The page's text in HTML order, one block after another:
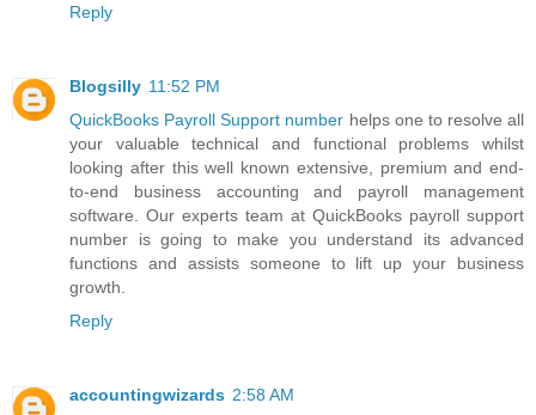
Reply
Blogsilly 11:52 PM
QuickBooks Payroll Support number helps one to resolve all
your valuable technical and functional problems whilst
looking after this well known extensive, premium and end-
to-end business accounting and payroll management
software. Our experts team at QuickBooks payroll support
number is going to make you understand its advanced
functions and assists someone to lift up your business
growth.
Reply
accountingwizards 2:58 AM